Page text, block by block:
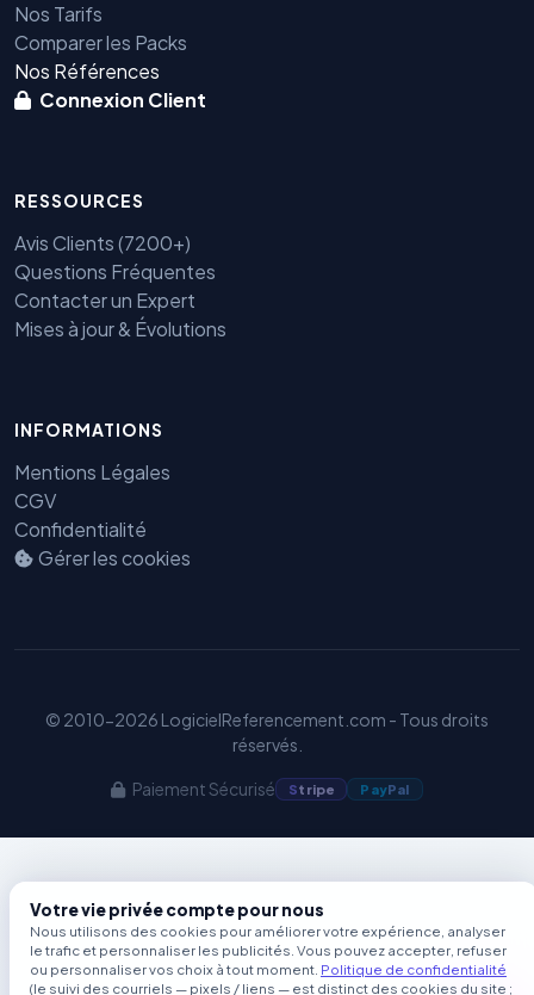
Nos Tarifs
Comparer les Packs
Nos Références
Connexion Client
RESSOURCES
Avis Clients (7200+)
Questions Fréquentes
Contacter un Expert
Mises à jour & Évolutions
INFORMATIONS
Mentions Légales
CGV
Confidentialité
Gérer les cookies
© 2010-2026 LogicielReferencement.com - Tous droits
réservés.
Paiement Sécurisé Stripe PayPal
Votre vie privée compte pour nous
Nous utilisons des cookies pour améliorer votre expérience, analyser
le trafic et personnaliser les publicités. Vous pouvez accepter, refuser
ou personnaliser vos choix à tout moment. Politique de confidentialité
(le suivi des courriels — pixels / liens — est distinct des cookies du site ;